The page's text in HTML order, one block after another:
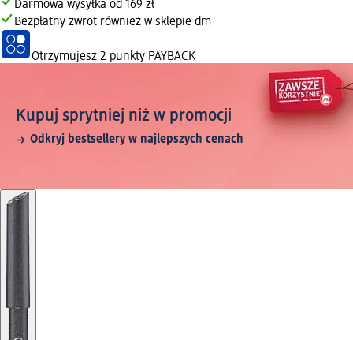
Darmowa wysyłka od 169 zł
Bezpłatny zwrot również w sklepie dm
Otrzymujesz 2 punkty PAYBACK
Kupuj sprytniej niż w promocji
Odkryj bestsellery w najlepszych cenach